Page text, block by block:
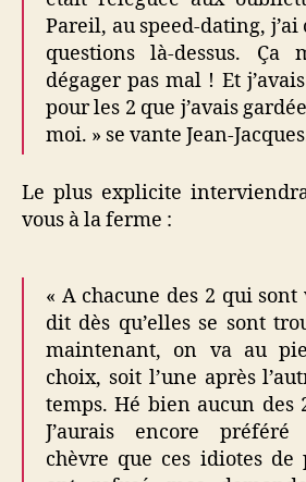
Pareil, au speed-dating,
questions là-dessus. Ça
dégager pas mal ! Et
pour les 2 que j’avais
moi. » se vante Jean-
Le plus explicite
vous à la ferme :
« A chacune des 2 qui
dit dès qu’elles se sont
maintenant, on va au
choix, soit l’une après
temps. Hé bien aucun des
J’aurais encore
chèvre que ces idiotes de